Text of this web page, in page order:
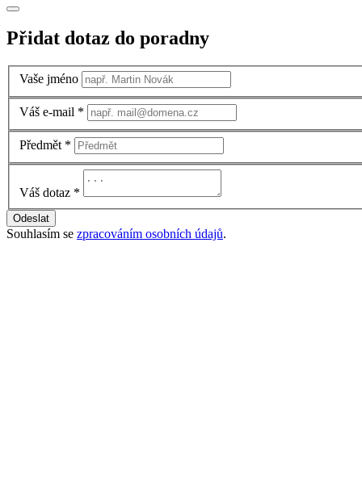
Přidat dotaz do poradny
Vaše jméno
Váš e-mail *
Předmět *
Váš dotaz *
Odeslat
Souhlasím se zpracováním osobních údajů.